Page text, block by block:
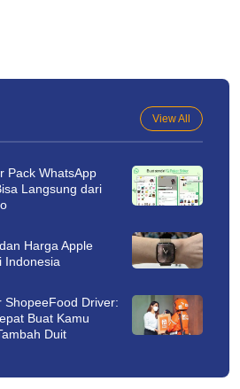
View All
Pack WhatsApp
Langsung dari
Harga Apple
Indonesia
ShopeeFood Driver:
Buat Kamu
Duit